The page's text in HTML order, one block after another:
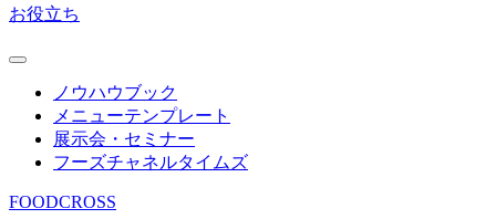
お役立ち
ノウハウブック
メニューテンプレート
展示会・セミナー
フーズチャネルタイムズ
FOODCROSS